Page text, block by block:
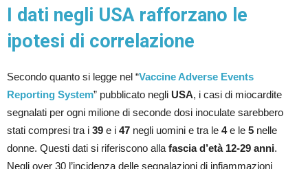
I dati negli USA rafforzano le
ipotesi di correlazione
Secondo quanto si legge nel “Vaccine Adverse Events
Reporting System” pubblicato negli USA, i casi di miocardite
segnalati per ogni milione di seconde dosi inoculate sarebbero
stati compresi tra i 39 e i 47 negli uomini e tra le 4e le 5 nelle
donne. Questi dati si riferiscono alla fascia d’età 12-29 anni.
Negli over 30 l’incidenza delle segnalazioni di infiammazioni